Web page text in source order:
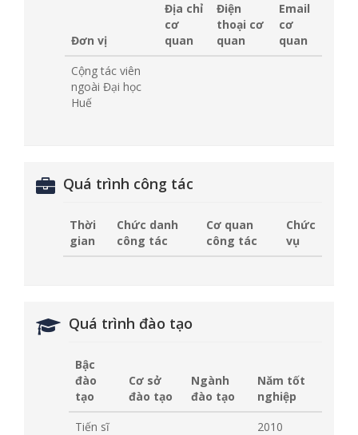
Đơn vị
Địa chỉ
cơ
quan
Điện
thoại cơ
quan
Email
cơ
quan
Cộng tác viên
ngoài Đại học
Huế
Quá trình công tác
Thời
gian
Chức danh
công tác
Cơ quan
công tác
Chức
vụ
Quá trình đào tạo
Bậc
đào
tạo
Cơ sở
đào tạo
Ngành
đào tạo
Năm tốt
nghiệp
Tiến sĩ
2010